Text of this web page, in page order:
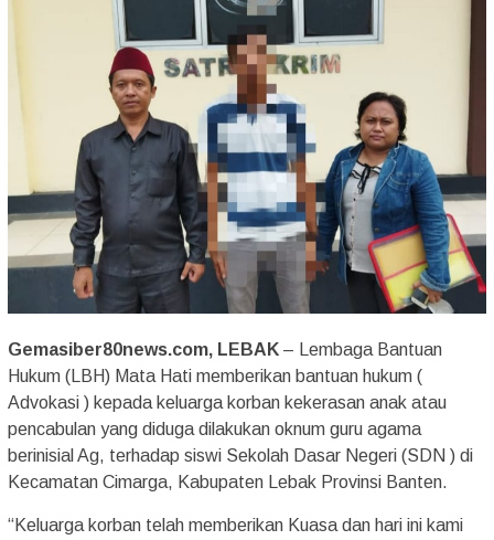
Gemasiber80news.com, LEBAK – Lembaga Bantuan
Hukum (LBH) Mata Hati memberikan bantuan hukum (
Advokasi ) kepada keluarga korban kekerasan anak atau
pencabulan yang diduga dilakukan oknum guru agama
berinisial Ag, terhadap siswi Sekolah Dasar Negeri (SDN ) di
Kecamatan Cimarga, Kabupaten Lebak Provinsi Banten.
“Keluarga korban telah memberikan Kuasa dan hari ini kami